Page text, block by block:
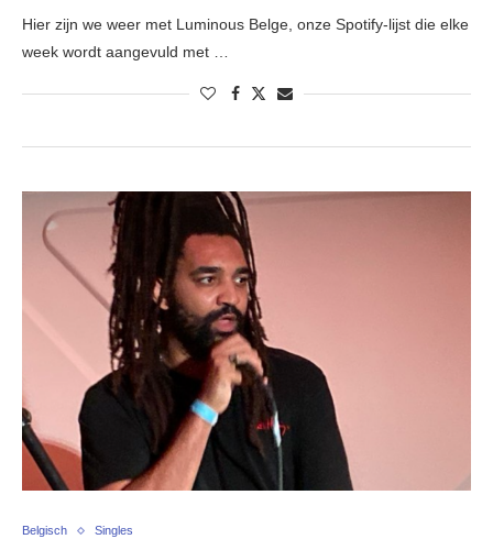
Hier zijn we weer met Luminous Belge, onze Spotify-lijst die elke
week wordt aangevuld met …
Belgisch Singles